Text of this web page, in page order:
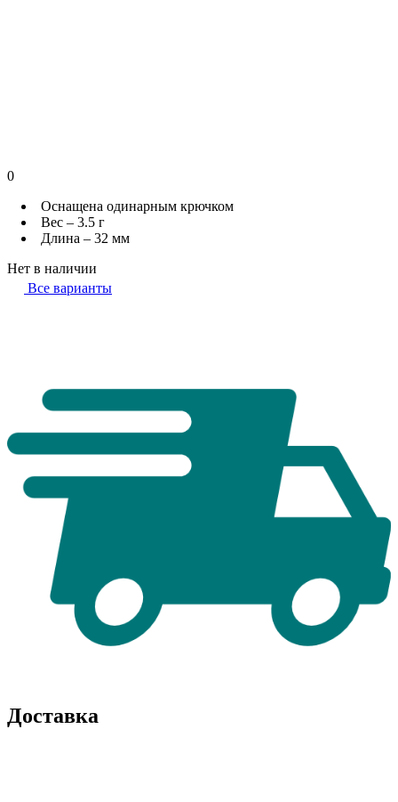
0
Оснащена одинарным крючком
Вес – 3.5 г
Длина – 32 мм
Нет в наличии
Все варианты
Доставка